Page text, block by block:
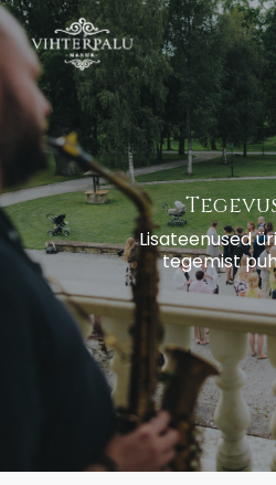
Avaleht
Vihterpalu Mõis
Teenused
Sündmuste korraldamine
Galerii
Eesti
Lisateenused
tegemist